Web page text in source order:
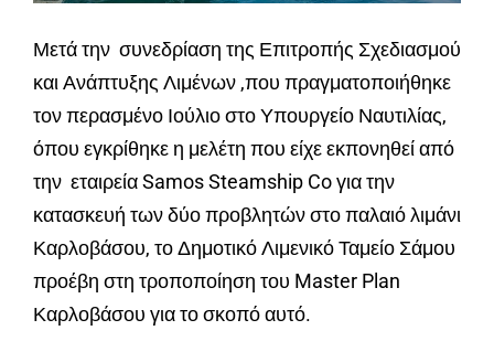
Μετά την συνεδρίαση της Επιτροπής Σχεδιασμού
και Ανάπτυξης Λιμένων ,που πραγματοποιήθηκε
τον περασμένο Ιούλιο στο Υπουργείο Ναυτιλίας,
όπου εγκρίθηκε η μελέτη που είχε εκπονηθεί από
την εταιρεία Samos Steamship Co για την
κατασκευή των δύο προβλητών στο παλαιό λιμάνι
Καρλοβάσου, το Δημοτικό Λιμενικό Ταμείο Σάμου
προέβη στη τροποποίηση του Master Plan
Καρλοβάσου για το σκοπό αυτό.